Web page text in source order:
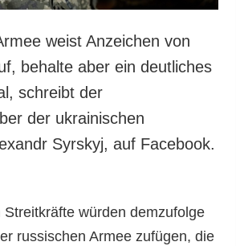
weist Anzeichen von
behalte aber ein deutliches
schreibt der
der ukrainischen
Syrskyj, auf Facebook.
Streitkräfte würden demzufolge
russischen Armee zufügen, die